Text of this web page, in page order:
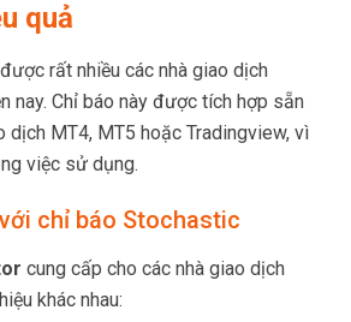
quả
được rất nhiều các nhà giao dịch
nay. Chỉ báo này được tích hợp sẵn
dịch MT4, MT5 hoặc Tradingview, vì
việc sử dụng.
với chỉ báo Stochastic
cung cấp cho các nhà giao dịch
khác nhau: